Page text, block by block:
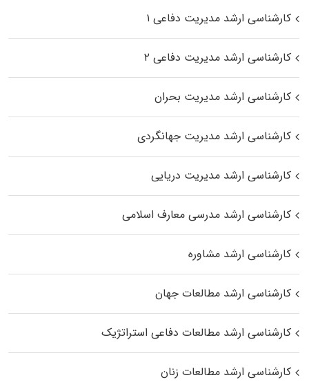
کارشناسی ارشد مدیریت دفاعی ۱
کارشناسی ارشد مدیریت دفاعی ۲
کارشناسی ارشد مدیریت بحران
کارشناسی ارشد مدیریت جهانگردی
کارشناسی ارشد مدیریت دریایی
کارشناسی ارشد مدرسی معارف اسلامی
کارشناسی ارشد مشاوره
کارشناسی ارشد مطالعات جهان
کارشناسی ارشد مطالعات دفاعی استراتژیک
کارشناسی ارشد مطالعات زنان